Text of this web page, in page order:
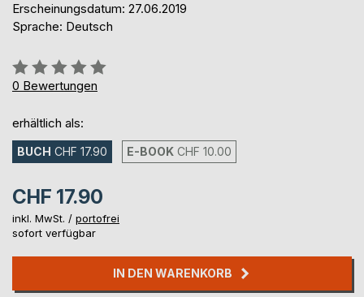
Erscheinungsdatum: 27.06.2019
Sprache: Deutsch
Bewertung::
0%
0 Bewertungen
erhältlich als:
BUCH CHF 17.90 E-BOOK CHF 10.00
CHF 17.90
inkl. MwSt. / portofrei
sofort verfügbar
IN DEN WARENKORB